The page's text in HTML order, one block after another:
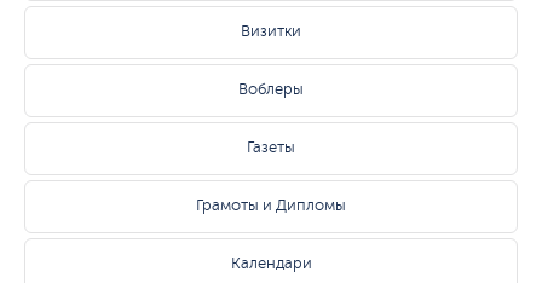
Визитки
Воблеры
Газеты
Грамоты и Дипломы
Календари